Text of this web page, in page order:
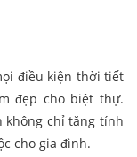
điều kiện thời tiết
đẹp cho biệt thự.
không chỉ tăng tính
cho gia đình.